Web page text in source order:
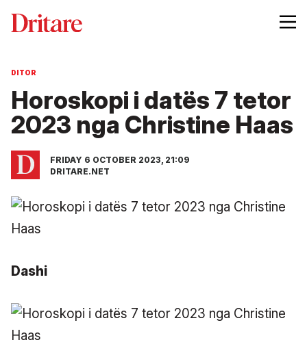
DITOR
Horoskopi i datës 7 tetor
2023 nga Christine Haas
FRIDAY 6 OCTOBER 2023, 21:09
DRITARE.NET
Dashi